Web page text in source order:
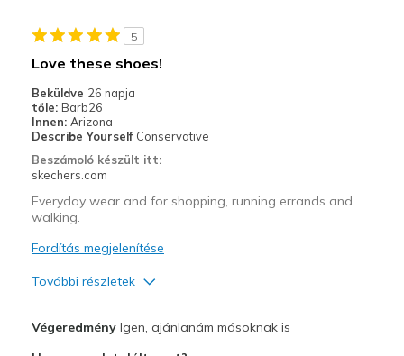
Legjobb használat
Going Out
Travel
Width
Sizing
Feels true to size
5
Love these shoes!
Beküldve 26 napja
tőle: Barb26
Innen: Arizona
Describe Yourself Conservative
Beszámoló készült itt:
skechers.com
Everyday wear and for shopping, running errands and
walking.
Fordítás megjelenítése
További részletek
VégeredményIgen, ajánlanám másoknak is